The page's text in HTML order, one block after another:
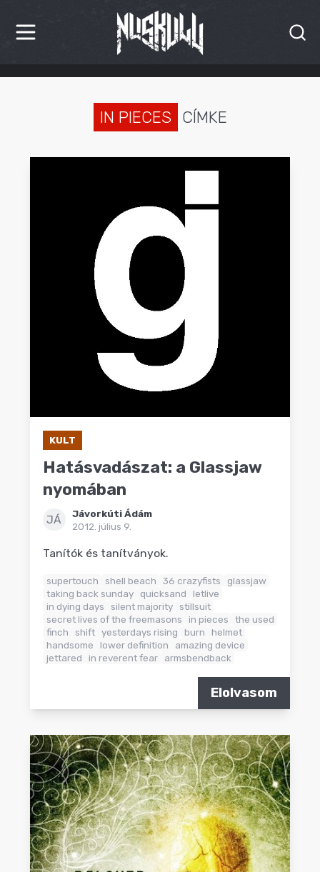
HÍREK
IN PIECES CÍMKE
KULT
Hatásvadászat: a Glassjaw
nyomában
JÁ
Jávorkúti Ádám
2012. július 9.
Tanítók és tanítványok.
supertouch shell beach 36 crazyfists
glassjaw
taking back sunday
quicksand
letlive
in dying days
silent majority stillsuit
secret lives of the freemasons
in pieces
the used
finch
shift yesterdays rising burn
helmet
handsome
lower definition
amazing device
jettared
in reverent fear armsbendback
Elolvasom